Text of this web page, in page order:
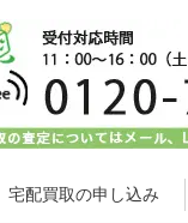
宅配買取の申し込み